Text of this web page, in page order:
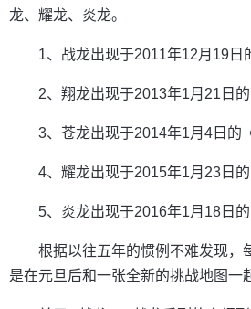
龙、耀龙、炎龙。
1、战龙出现于2011年12月19日
2、翔龙出现于2013年1月21日的
3、苍龙出现于2014年1月4日的
4、耀龙出现于2015年1月23日的
5、炎龙出现于2016年1月18日的
根据以往五年的惯例不难发现，
是在元旦后和一张全新的挑战地图一